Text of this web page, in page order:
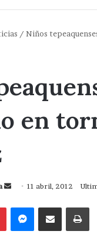
/ Niños
en
Send
email
11 abril, 2012
PinterestMessengerCompartir via Correo